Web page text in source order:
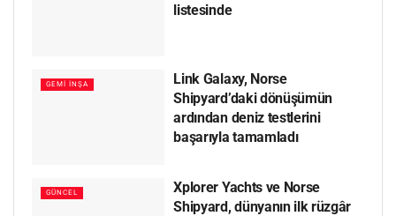
listesinde
GEMI İNŞA
Link Galaxy, Norse
Shipyard’daki dönüşümün
ardından deniz testlerini
başarıyla tamamladı
GÜNCEL
Xplorer Yachts ve Norse
Shipyard, dünyanın ilk rüzgâr